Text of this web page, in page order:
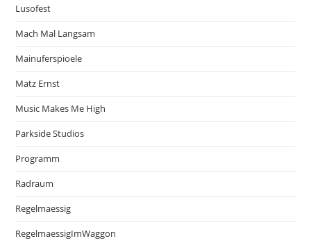
Lusofest
Mach Mal Langsam
Mainuferspioele
Matz Ernst
Music Makes Me High
Parkside Studios
Programm
Radraum
Regelmaessig
RegelmaessigImWaggon